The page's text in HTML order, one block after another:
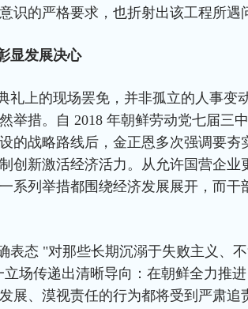
识的严格要求，也折射出该工程所遇
显发展决心
礼上的现场罢免，并非孤立的人事变
举措。自 2018 年朝鲜劳动党七届三
的战略路线后，金正恩多次强调要夯
创新激活经济活力。从允许国营企业
系列举措都围绕经济发展展开，而干
表态 "对那些长期沉溺于失败主义、
场传递出清晰导向：在朝鲜全力推
展、漠视责任的行为都将受到严肃追